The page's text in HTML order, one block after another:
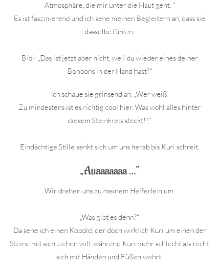
Atmosphäre, die mir unter die Haut geht. “
Es ist faszinierend und ich sehe meinen Begleitern an, dass sie
dasselbe fühlen.
Bibi: „Das ist jetzt aber nicht, weil du wieder eines deiner
Bonbons in der Hand hast?“
Ich schaue sie grinsend an. „Wer weiß.
Zu mindestens ist es richtig cool hier. Was wohl alles hinter
diesem Steinkreis steckt!?“
Eindächtige Stille senkt sich um uns herab bis Kuri schreit.
„Auaaaaaaa …“
Wir drehen uns zu meinem Helferlein um.
„Was gibt es denn?“
Da sehe ich einen Kobold, der doch wirklich Kuri um einen der
Steine mit sich ziehen will, während Kuri mehr schlecht als recht
sich mit Händen und Füßen wehrt.